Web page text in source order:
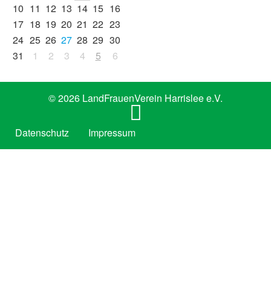
10 11 12 13 14 15 16
17 18 19 20 21 22 23
24 25 26 27 28 29 30
31
1 2 3 4 5 6
© 2026 LandFrauenVerein Harrislee e.V.
Datenschutz Impressum